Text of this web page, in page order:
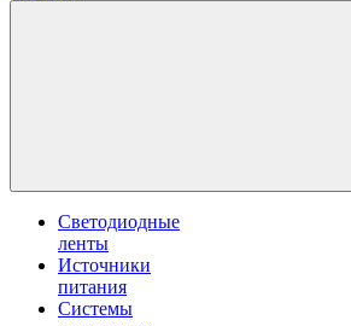
Светодиодные
ленты
Источники
питания
Системы